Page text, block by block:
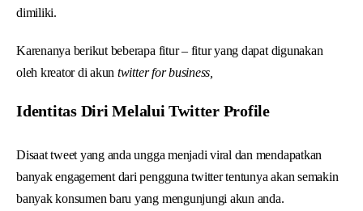
dimiliki.
Karenanya berikut beberapa fitur – fitur yang dapat digunakan
oleh kreator di akun twitter for business,
Identitas Diri Melalui Twitter Profile
Disaat tweet yang anda ungga menjadi viral dan mendapatkan
banyak engagement dari pengguna twitter tentunya akan semakin
banyak konsumen baru yang mengunjungi akun anda.